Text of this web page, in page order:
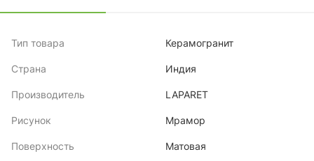
Тип товара Керамогранит
Страна Индия
Производитель LAPARET
Рисунок Мрамор
Поверхность Матовая